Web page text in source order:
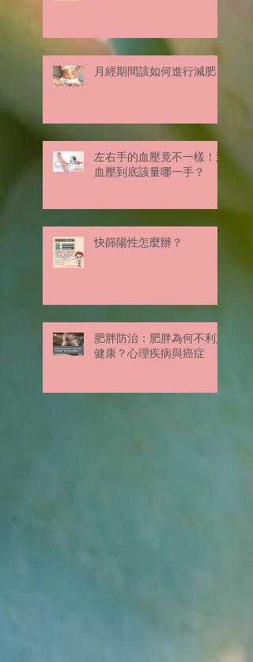
月經期間該如何進行減肥？
左右手的血壓竟不一樣！測
血壓到底該量哪一手？
快篩陽性怎麼辦？
肥胖防治：肥胖為何不利於
健康？心理疾病與癌症